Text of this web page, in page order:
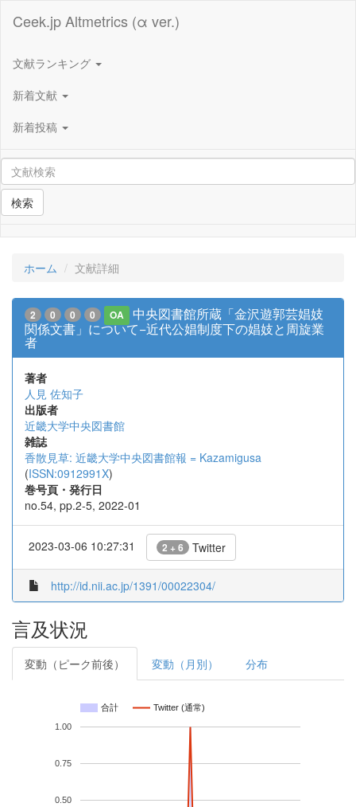
Ceek.jp Altmetrics (α ver.)
文献ランキング
新着文献
新着投稿
検索
ホーム 文献詳細
2 0 0 0 OA
中央図書館所蔵「金沢遊郭芸娼妓
関係文書」について−近代公娼制度下の娼妓と周旋業
者
著者
人見 佐知子
出版者
近畿大学中央図書館
雑誌
香散見草: 近畿大学中央図書館報 = Kazamigusa
(ISSN:0912991X)
巻号頁・発行日
no.54, pp.2-5, 2022-01
2023-03-06 10:27:31 2 + 6 Twitter
http://id.nii.ac.jp/1391/00022304/
言及状況
変動（ピーク前後） 変動（月別） 分布
合計 Twitter (通常)
0.50
0.75
1.00